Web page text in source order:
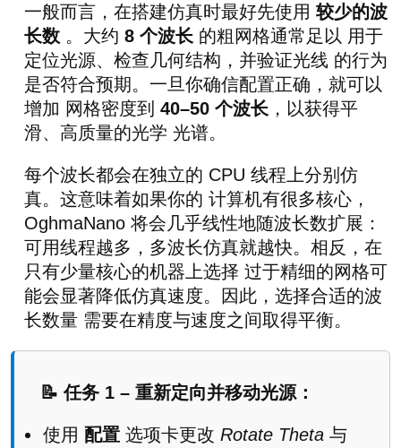
一般而言，在搭建仿真时最好先使用 较少的波
长数 。大约 8 个波长 的粗网格通常足以 用于
定位光源、检查几何结构，并验证光线 的行为
是否符合预期。一旦你确信配置正确，就可以
增加 网格密度到 40–50 个波长 ，以获得平
滑、高质量的光学 光谱。
每个波长都会在独立的 CPU 线程上分别仿
真。这意味着如果你的 计算机有很多核心，
OghmaNano 将会几乎线性地随波长数扩展：
可用线程越多，多波长仿真就越快。相反，在
只有少量核心的机器上选择 过于精细的网格可
能会显著降低仿真速度。因此，选择合适的波
长数量 需要在精度与速度之间取得平衡。
📝 任务 1 – 重新定向并移动光源：
使用 配置选项卡更改 Rotate Theta与